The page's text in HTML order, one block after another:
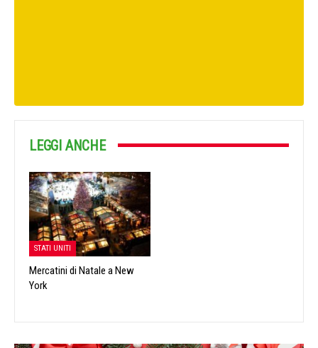
LEGGI ANCHE
STATI UNITI
Mercatini di Natale a New
York